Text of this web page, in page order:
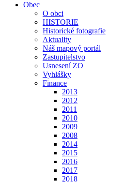
Obec
O obci
HISTORIE
Historické fotografie
Aktuality
Náš mapový portál
Zastupitelstvo
Usnesení ZO
Vyhlášky
Finance
2013
2012
2011
2010
2009
2008
2014
2015
2016
2017
2018